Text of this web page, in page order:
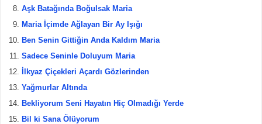
Aşk Batağında Boğulsak Maria
Maria İçimde Ağlayan Bir Ay Işığı
Ben Senin Gittiğin Anda Kaldım Maria
Sadece Seninle Doluyum Maria
İlkyaz Çiçekleri Açardı Gözlerinden
Yağmurlar Altında
Bekliyorum Seni Hayatın Hiç Olmadığı Yerde
Bil ki Sana Ölüyorum